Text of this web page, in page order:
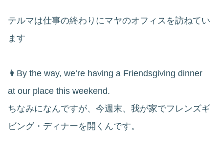
テルマは仕事の終わりにマヤのオフィスを訪ねてい
ます
👩By the way, we’re having a Friendsgiving dinner
at our place this weekend.
ちなみになんですが、今週末、我が家でフレンズギ
ビング・ディナーを開くんです。